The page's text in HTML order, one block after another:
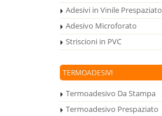
Adesivi in Vinile Prespaziato
Adesivo Microforato
Striscioni in PVC
TERMOADESIVI
Termoadesivo Da Stampa
Termoadesivo Prespaziato